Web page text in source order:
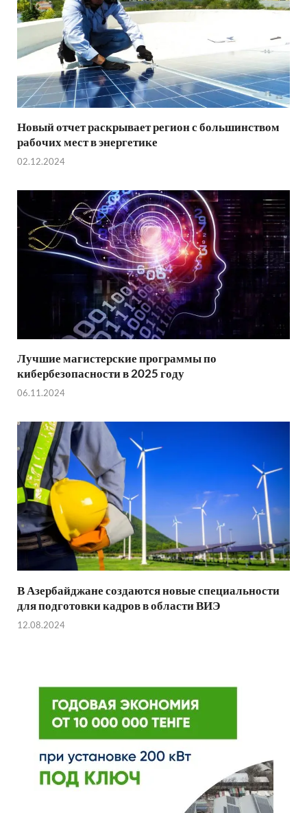
Новый отчет раскрывает регион с большинством
рабочих мест в энергетике
02.12.2024
Лучшие магистерские программы по
кибербезопасности в 2025 году
06.11.2024
В Азербайджане создаются новые специальности
для подготовки кадров в области ВИЭ
12.08.2024